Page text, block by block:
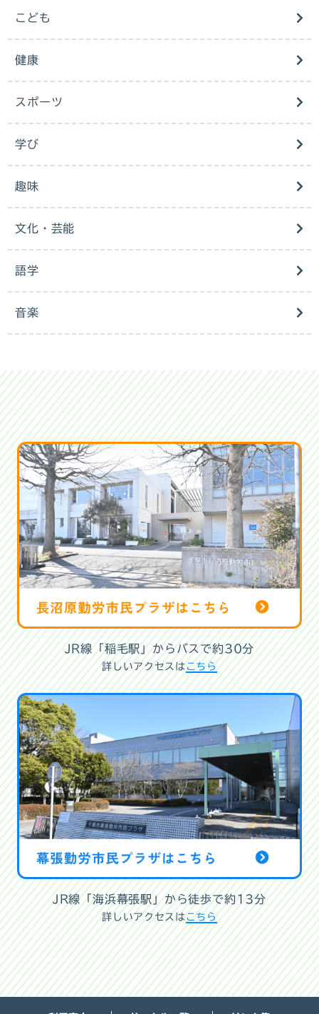
こども
健康
スポーツ
学び
趣味
文化・芸能
語学
音楽
JR線「稲毛駅」からバスで約30分
詳しいアクセスはこちら
JR線「海浜幕張駅」から徒歩で約13分
詳しいアクセスはこちら